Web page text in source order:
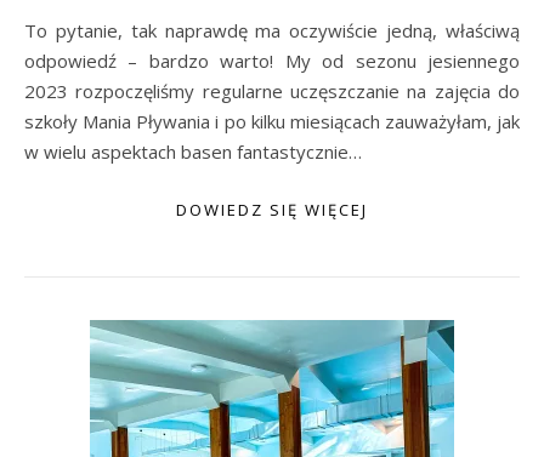
To pytanie, tak naprawdę ma oczywiście jedną, właściwą
odpowiedź – bardzo warto! My od sezonu jesiennego
2023 rozpoczęliśmy regularne uczęszczanie na zajęcia do
szkoły Mania Pływania i po kilku miesiącach zauważyłam, jak
w wielu aspektach basen fantastycznie…
DOWIEDZ SIĘ WIĘCEJ